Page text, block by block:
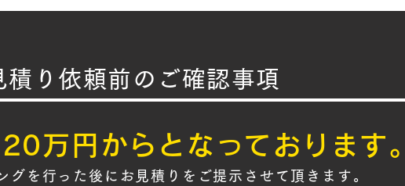
積り依頼前のご確認事項
万円からとなっております。
グを行った後にお見積りをご提示させて頂きます。